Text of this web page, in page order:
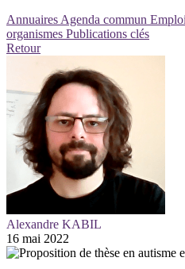
Annuaires Agenda commun
organismes Publications clés
Retour
Alexandre KABIL
16 mai 2022